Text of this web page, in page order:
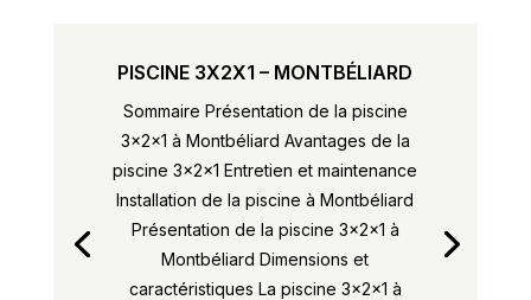
PISCINE 3X2X1 – MONTBÉLIARD
Sommaire Présentation de la piscine
3x2x1 à Montbéliard Avantages de la
piscine 3x2x1 Entretien et maintenance
Installation de la piscine à Montbéliard
Présentation de la piscine 3x2x1 à
Montbéliard Dimensions et
caractéristiques La piscine 3x2x1 à